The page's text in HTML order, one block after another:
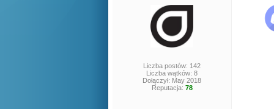
Liczba postów: 142
Liczba wątków: 8
Dołączył: May 2018
Reputacja: 78